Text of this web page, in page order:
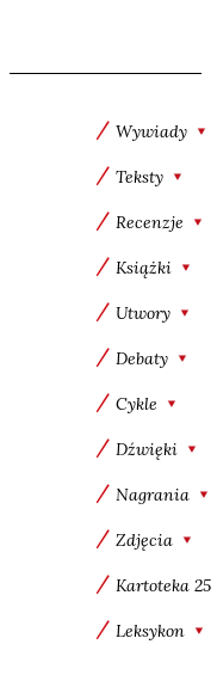
Wywiady
Teksty
Recenzje
Książki
Utwory
Debaty
Cykle
Dźwięki
Nagrania
Zdjęcia
Kartoteka 25
Leksykon